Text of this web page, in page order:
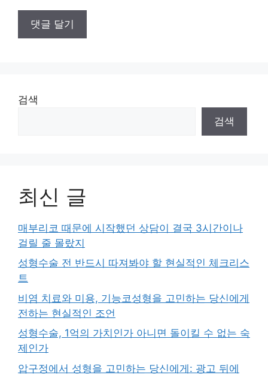
검색
검색
최신 글
매부리코 때문에 시작했던 상담이 결국 3시간이나
걸릴 줄 몰랐지
성형수술 전 반드시 따져봐야 할 현실적인 체크리스
트
비염 치료와 미용, 기능코성형을 고민하는 당신에게
전하는 현실적인 조언
성형수술, 1억의 가치인가 아니면 돌이킬 수 없는 숙
제인가
압구정에서 성형을 고민하는 당신에게: 광고 뒤에